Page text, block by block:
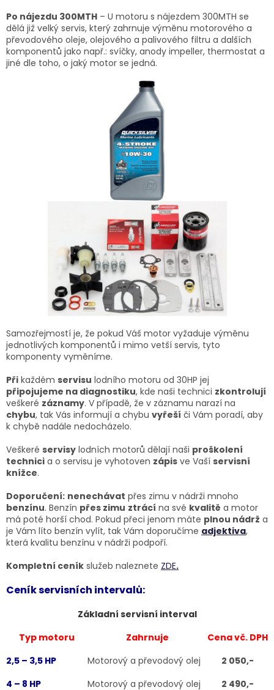
Po nájezdu 300MTH – U motoru s nájezdem 300MTH se
dělá již velký servis, který zahrnuje výměnu motorového a
převodového oleje, olejového a palivového filtru a dalších
komponentů jako např.: svíčky, anody impeller, thermostat a
jiné dle toho, o jaký motor se jedná.
Samozřejmostí je, že pokud Váš motor vyžaduje výměnu
jednotlivých komponentů i mimo vetší servis, tyto
komponenty vyměníme.
Při každém servisu lodního motoru od 30HP jej
připojujeme na diagnostiku, kde naši technici zkontrolují
veškeré záznamy. V případě, že v záznamu narazí na
chybu, tak Vás informují a chybu vyřeší či Vám poradí, aby
k chybě nadále nedocházelo.
Veškeré servisy lodních motorů dělají naši proškolení
technici a o servisu je vyhotoven zápis ve Vaší servisní
knížce.
Doporučení: nenechávat přes zimu v nádrži mnoho
benzínu. Benzín přes zimu ztrácí na své kvalitě a motor
má poté horší chod. Pokud přeci jenom máte plnou nádrž a
je Vám líto benzín vylít, tak Vám doporučíme adjektiva,
která kvalitu benzínu v nádrži podpoří.
Kompletní ceník služeb naleznete ZDE.
Ceník servisních intervalů:
Základní servisní interval
Typ motoru
Zahrnuje
Cena vč. DPH
2,5 – 3,5 HP
Motorový a převodový olej
2 050,-
4 – 8 HP
Motorový a převodový olej 2 490,-